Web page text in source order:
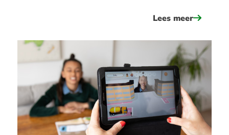
Lees meerover
naar
de
brugklas